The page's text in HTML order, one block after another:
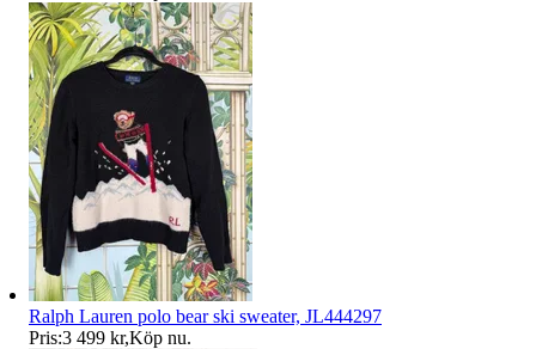
Ralph Lauren polo bear ski sweater, JL444297
Pris:3 499 kr,Köp nu.